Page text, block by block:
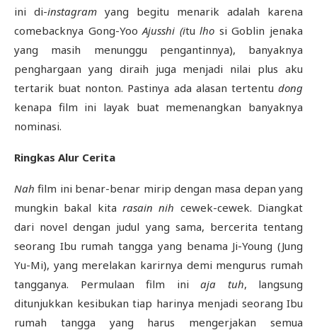
ini di-instagram yang begitu menarik adalah karena
comebacknya Gong-YooAjusshi (itulho si Goblin jenaka
yang masih menunggu pengantinnya), banyaknya
penghargaan yang diraih juga menjadi nilai plus aku
tertarik buat nonton. Pastinya ada alasan tertentu dong
kenapa film ini layak buat memenangkan banyaknya
nominasi.
Ringkas Alur Cerita
Nah film ini benar-benar mirip dengan masa depan yang
mungkin bakal kita rasain nih cewek-cewek. Diangkat
dari novel dengan judul yang sama, bercerita tentang
seorang Ibu rumah tangga yang benama Ji-Young (Jung
Yu-Mi), yang merelakan karirnya demi mengurus rumah
tangganya. Permulaan film ini aja tuh, langsung
ditunjukkan kesibukan tiap harinya menjadi seorang Ibu
rumah tangga yang harus mengerjakan semua